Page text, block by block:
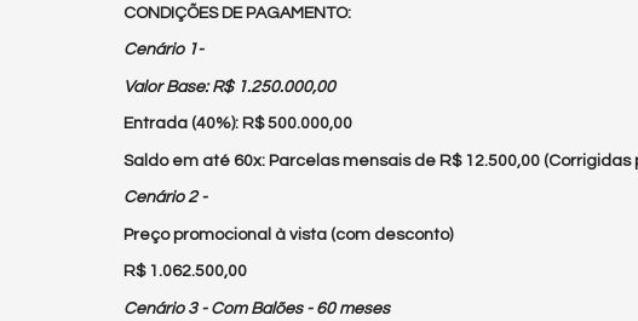
CONDIÇÕES DE PAGAMENTO:
Cenário 1-
Valor Base: R$ 1.250.000,00
Entrada (40%): R$ 500.000,00
Saldo em até 60x: Parcelas mensais de R$ 12.500,00 (Corrigidas
Cenário 2 -
Preço promocional à vista (com desconto)
R$ 1.062.500,00
Cenário 3 - Com Balões - 60 meses